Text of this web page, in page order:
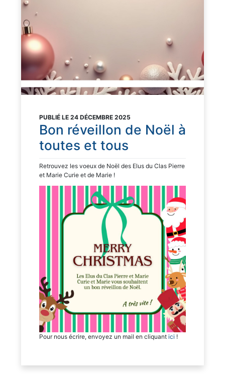
PUBLIÉ LE 24 DÉCEMBRE 2025
Bon réveillon de Noël à
toutes et tous
Retrouvez les voeux de Noël des Elus du Clas Pierre
et Marie Curie et de Marie !
Pour nous écrire, envoyez un mail en cliquant ici !